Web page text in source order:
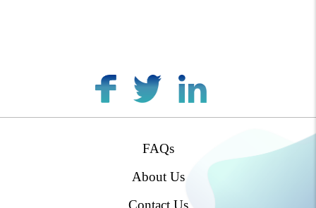
FAQs
About Us
Contact Us